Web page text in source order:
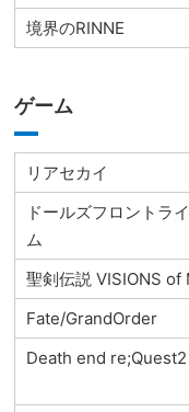
境界のRINNE
ゲーム
リアセカイ
ドールズフロントラ
ム
聖剣伝説 VISIONS of
Fate/GrandOrder
Death end re;Quest2